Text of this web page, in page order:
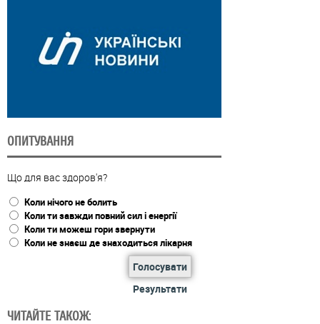
ОПИТУВАННЯ
Що для вас здоров'я?
Коли нічого не болить
Коли ти завжди повний сил і енергії
Коли ти можеш гори звернути
Коли не знаєш де знаходиться лікарня
Голосувати
Результати
ЧИТАЙТЕ ТАКОЖ: